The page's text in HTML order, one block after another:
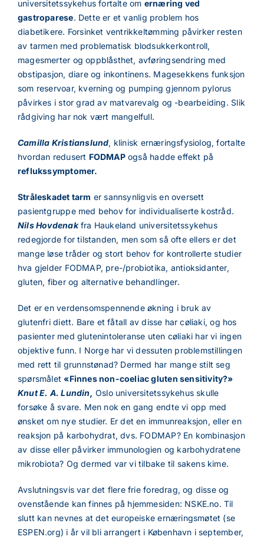
universitetssykehus fortalte om ernæring ved
gastroparese. Dette er et vanlig problem hos
diabetikere. Forsinket ventrikkeltømming påvirker resten
av tarmen med problematisk blodsukkerkontroll,
magesmerter og oppblåsthet, avføringsendring med
obstipasjon, diare og inkontinens. Magesekkens funksjon
som reservoar, kverning og pumping gjennom pylorus
påvirkes i stor grad av matvarevalg og -bearbeiding. Slik
rådgiving har nok vært mangelfull.
Camilla Kristianslund, klinisk ernæringsfysiolog, fortalte
hvordan redusert FODMAPogså hadde effekt på
reflukssymptomer.
Stråleskadet tarm er sannsynligvis en oversett
pasientgruppe med behov for individualiserte kostråd.
Nils Hovdenakfra Haukeland universitetssykehus
redegjorde for tilstanden, men som så ofte ellers er det
mange løse tråder og stort behov for kontrollerte studier
hva gjelder FODMAP, pre-/probiotika, antioksidanter,
gluten, fiber og alternative behandlinger.
Det er en verdensomspennende økning i bruk av
glutenfri diett. Bare et fåtall av disse har cøliaki, og hos
pasienter med glutenintoleranse uten cøliaki har vi ingen
objektive funn. I Norge har vi dessuten problemstillingen
med rett til grunnstønad? Dermed har mange stilt seg
spørsmålet«Finnes non-coeliac gluten sensitivity?»
Knut E. A. Lundin, Oslo universitetssykehus skulle
forsøke å svare. Men nok en gang endte vi opp med
ønsket om nye studier. Er det en immunreaksjon, eller en
reaksjon på karbohydrat, dvs. FODMAP? En kombinasjon
av disse eller påvirker immunologien og karbohydratene
mikrobiota? Og dermed var vi tilbake til sakens kime.
Avslutningsvis var det flere frie foredrag, og disse og
ovenstående kan finnes på hjemmesiden: NSKE.no. Til
slutt kan nevnes at det europeiske ernæringsmøtet (se
ESPEN.org) i år vil bli arrangert i København i september,